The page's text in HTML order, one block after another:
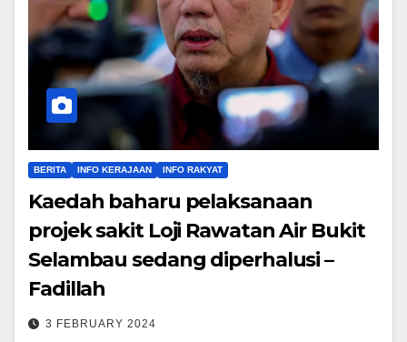
BERITA INFO KERAJAAN INFO RAKYAT
Kaedah baharu pelaksanaan
projek sakit Loji Rawatan Air Bukit
Selambau sedang diperhalusi –
Fadillah
3 FEBRUARY 2024